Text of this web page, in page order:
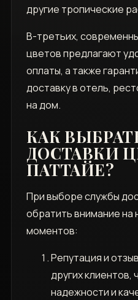
другие тропические
В-третьих‚
цветов предлагают
оплаты‚ а также
доставку в отель‚
на дом.
КАК
ДОСТАВКИ
ПАТТАЙЕ?
При выборе службы
обратить внимание на
моментов:
Репутация и
других
надежности и